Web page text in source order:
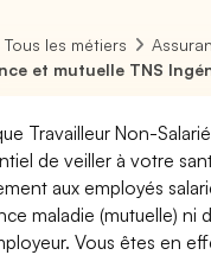
Tous les métiers
et mutuelle TNS
Travailleur Non-
de veiller à votre
aux employés
maladie (mutuelle)
Vous êtes en